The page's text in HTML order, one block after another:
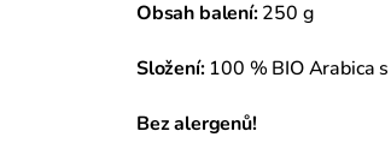
Obsah balení:250 g
Složení:100 % BIO Arabica
Bez alergenů!